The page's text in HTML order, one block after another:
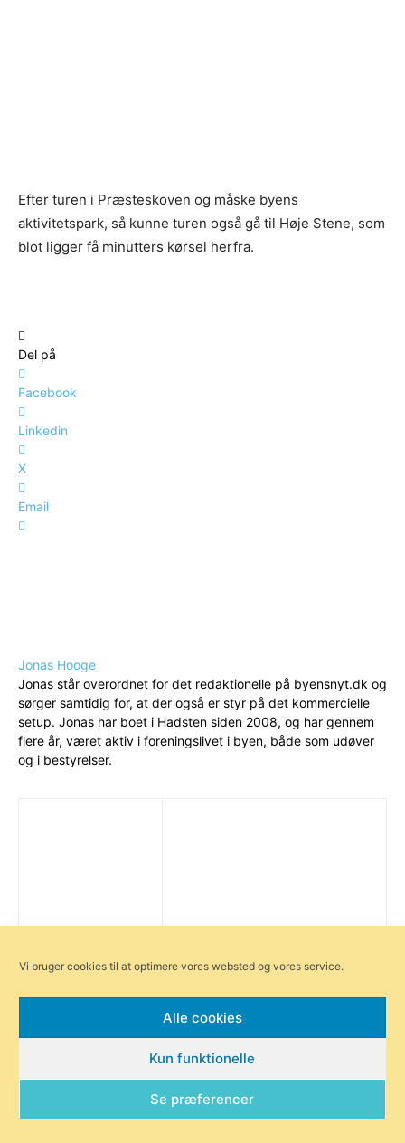
Efter turen i Præsteskoven og måske byens
aktivitetspark, så kunne turen også gå til Høje Stene, som
blot ligger få minutters kørsel herfra.
Del på
Facebook
Linkedin
X
Email
Jonas Hooge
Jonas står overordnet for det redaktionelle på byensnyt.dk og
sørger samtidig for, at der også er styr på det kommercielle
setup. Jonas har boet i Hadsten siden 2008, og har gennem
flere år, været aktiv i foreningslivet i byen, både som udøver
og i bestyrelser.
Vi bruger cookies til at optimere vores websted og vores service.
Alle cookies
Kun funktionelle
Se præferencer